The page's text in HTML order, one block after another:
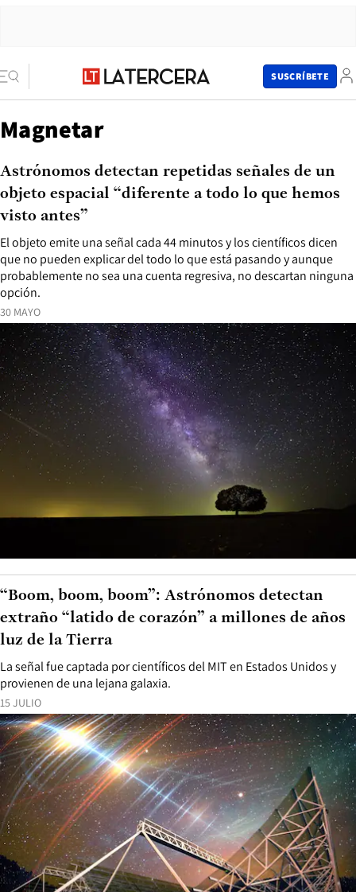
SUSCRÍBETE
Magnetar
30 MAYO
El objeto emite una señal cada 44 minutos y los científicos dicen
que no pueden explicar del todo lo que está pasando y aunque
probablemente no sea una cuenta regresiva, no descartan ninguna
opción.
Astrónomos detectan repetidas señales de un
objeto espacial “diferente a todo lo que hemos
visto antes”
15 JULIO
La señal fue captada por científicos del MIT en Estados Unidos y
provienen de una lejana galaxia.
“Boom, boom, boom”: Astrónomos detectan
extraño “latido de corazón” a millones de años
luz de la Tierra